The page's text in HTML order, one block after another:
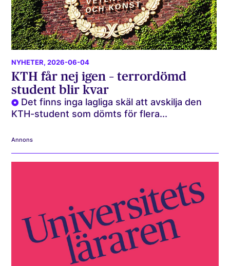
NYHETER, 2026-06-04
KTH får nej igen – terrordömd
student blir kvar
Det finns inga lagliga skäl att avskilja den
KTH-student som dömts för flera...
Annons